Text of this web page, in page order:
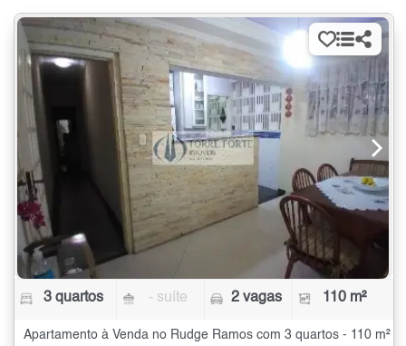
3 quartos - suíte 2 vagas 110 m²
Apartamento à Venda no Rudge Ramos com 3 quartos - 110 m²